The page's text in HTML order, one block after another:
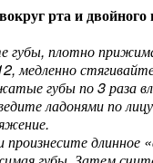
рта и двойного
губы, плотно
медленно
губы по 3 раза
ладонями по лицу
длинное